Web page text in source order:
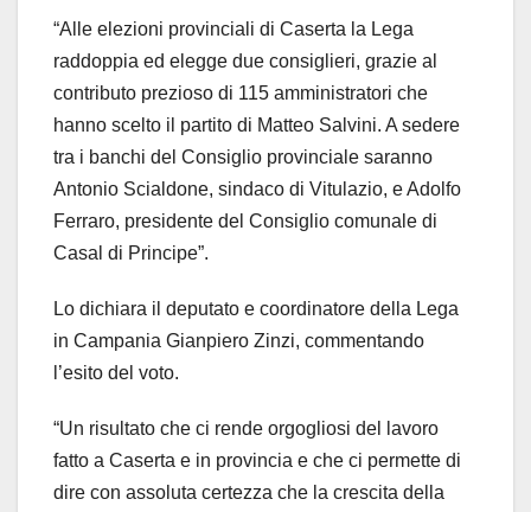
“Alle elezioni provinciali di Caserta la Lega
raddoppia ed elegge due consiglieri, grazie al
contributo prezioso di 115 amministratori che
hanno scelto il partito di Matteo Salvini. A sedere
tra i banchi del Consiglio provinciale saranno
Antonio Scialdone, sindaco di Vitulazio, e Adolfo
Ferraro, presidente del Consiglio comunale di
Casal di Principe”.
Lo dichiara il deputato e coordinatore della Lega
in Campania Gianpiero Zinzi, commentando
l’esito del voto.
“Un risultato che ci rende orgogliosi del lavoro
fatto a Caserta e in provincia e che ci permette di
dire con assoluta certezza che la crescita della